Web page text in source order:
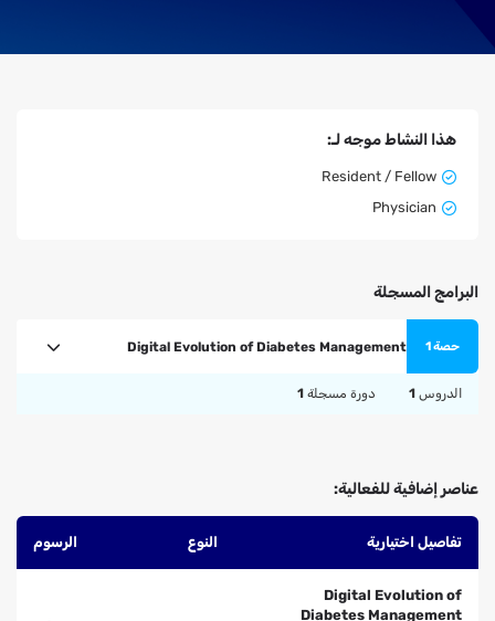
هذا النشاط موجه لـ:
Resident / Fellow
Physician
البرامج المسجلة
حصة 1 Digital Evolution of Diabetes Management
الدروس 1 دورة مسجلة 1
عناصر إضافية للفعالية:
تفاصيل اختيارية النوع الرسوم
Digital Evolution of
Diabetes Management